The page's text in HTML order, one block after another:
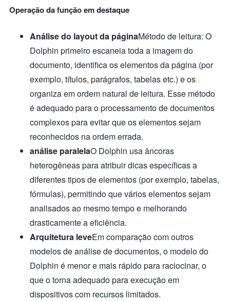
Operação da função em destaque
Análise do layout da páginaMétodo de leitura: O
Dolphin primeiro escaneia toda a imagem do
documento, identifica os elementos da página (por
exemplo, títulos, parágrafos, tabelas etc.) e os
organiza em ordem natural de leitura. Esse método
é adequado para o processamento de documentos
complexos para evitar que os elementos sejam
reconhecidos na ordem errada.
análise paralelaO Dolphin usa âncoras
heterogêneas para atribuir dicas específicas a
diferentes tipos de elementos (por exemplo, tabelas,
fórmulas), permitindo que vários elementos sejam
analisados ao mesmo tempo e melhorando
drasticamente a eficiência.
Arquitetura leveEm comparação com outros
modelos de análise de documentos, o modelo do
Dolphin é menor e mais rápido para raciocinar, o
que o torna adequado para execução em
dispositivos com recursos limitados.